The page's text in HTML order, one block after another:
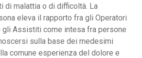
di malattia o di difficoltà. La
eleva il rapporto fra gli Operatori
gli Assistiti come intesa fra persone
sulla base dei medesimi
comune esperienza del dolore e